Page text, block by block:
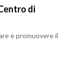
di
e promuovere il